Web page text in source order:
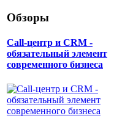
Обзоры
Call-центр и CRM -
обязательный элемент
современного бизнеса